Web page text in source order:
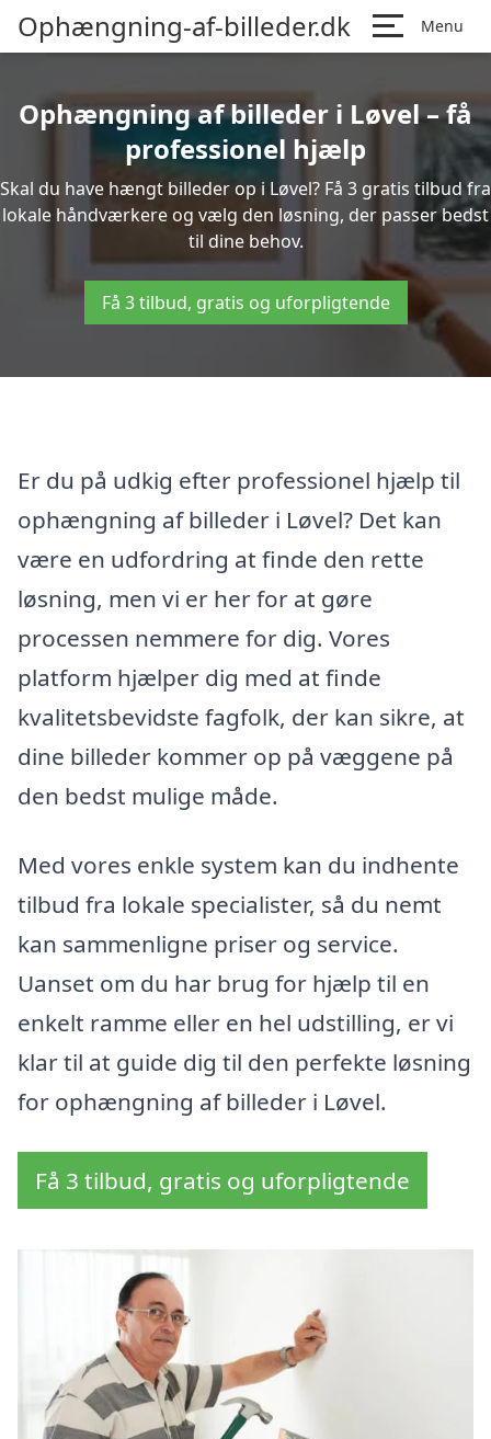
Ophængning-af-billeder.dk Menu
Ophængning af billeder i Løvel – få
professionel hjælp
Skal du have hængt billeder op i Løvel? Få 3 gratis tilbud fra
lokale håndværkere og vælg den løsning, der passer bedst
til dine behov.
Få 3 tilbud, gratis og uforpligtende
Er du på udkig efter professionel hjælp til
ophængning af billeder i Løvel? Det kan
være en udfordring at finde den rette
løsning, men vi er her for at gøre
processen nemmere for dig. Vores
platform hjælper dig med at finde
kvalitetsbevidste fagfolk, der kan sikre, at
dine billeder kommer op på væggene på
den bedst mulige måde.
Med vores enkle system kan du indhente
tilbud fra lokale specialister, så du nemt
kan sammenligne priser og service.
Uanset om du har brug for hjælp til en
enkelt ramme eller en hel udstilling, er vi
klar til at guide dig til den perfekte løsning
for ophængning af billeder i Løvel.
Få 3 tilbud, gratis og uforpligtende